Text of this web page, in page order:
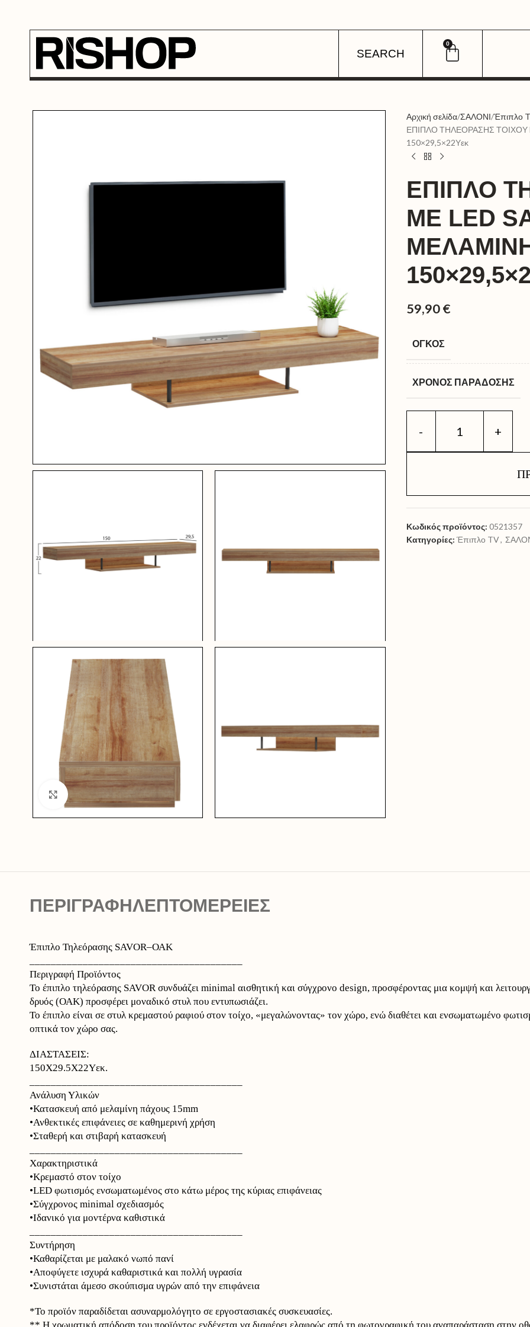
SEARCH
0
Click to enlarge
Αρχική σελίδα ΣΑΛΟΝΙ Έπιπλο
ΕΠΙΠΛΟ ΤΗΛΕΟΡΑΣΗΣ ΤΟΙΧΟΥ
150×29,5×22Υεκ
ΕΠΙΠΛΟ
ME LED
59,90€
ΌΓΚΟΣ
ΧΡΌΝΟΣ ΠΑΡΆΔΟΣΗΣ
Κωδικός προϊόντος: 0521357
Κατηγορίες: Έπιπλο TV,
ΠΕΡΙΓΡΑΦΉΛΕΠΤΟΜΕΡΕΙΕΣ
Έπιπλο Τηλεόρασης SAVOR–ΟΑΚ
Περιγραφή Προϊόντος
Το έπιπλο τηλεόρασης SAVOR συνδυάζει minimal αισθητική και σύγχρονο design, προσφέροντας μια κομψή και
δρυός (ΟΑΚ) προσφέρει μοναδικό στυλ που εντυπωσιάζει.
Το έπιπλο είναι σε στυλ κρεμαστού ραφιού στον τοίχο, «μεγαλώνοντας» τον χώρο, ενώ διαθέτει και ενσωματωμένο
οπτικά τον χώρο σας.
ΔΙΑΣΤΑΣΕΙΣ:
150Χ29.5Χ22Υεκ.
Ανάλυση Υλικών
•Κατασκευή από μελαμίνη πάχους 15mm
•Ανθεκτικές επιφάνειες σε καθημερινή χρήση
•Σταθερή και στιβαρή κατασκευή
Χαρακτηριστικά
•Κρεμαστό στον τοίχο
•LED φωτισμός ενσωματωμένος στο κάτω μέρος της κύριας επιφάνειας
•Σύγχρονος minimal σχεδιασμός
•Ιδανικό για μοντέρνα καθιστικά
Συντήρηση
•Καθαρίζεται με μαλακό νωπό πανί
•Αποφύγετε ισχυρά καθαριστικά και πολλή υγρασία
•Συνιστάται άμεσο σκούπισμα υγρών από την επιφάνεια
*Το προϊόν παραδίδεται ασυναρμολόγητο σε εργοστασιακές συσκευασίες.